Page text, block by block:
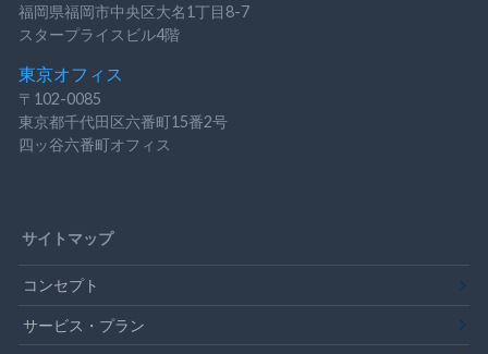
福岡県福岡市中央区大名1丁目8-7
スタープライスビル4階
東京オフィス
〒102-0085
東京都千代田区六番町15番2号
四ッ谷六番町オフィス
サイトマップ
コンセプト
サービス・プラン